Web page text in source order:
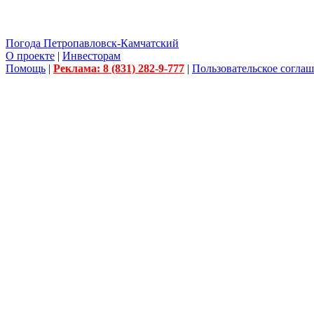
Погода Петропавловск-Камчатский
О проекте | Инвесторам
Помощь | Реклама: 8 (831) 282-9-777 | Пользовательское